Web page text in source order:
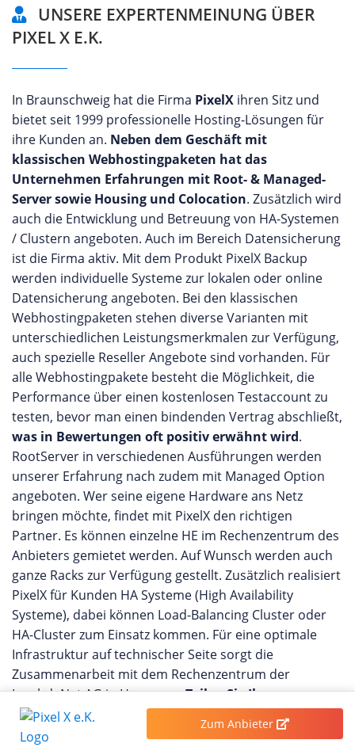
UNSERE EXPERTENMEINUNG ÜBER
PIXEL X E.K.
In Braunschweig hat die Firma PixelX ihren Sitz und
bietet seit 1999 professionelle Hosting-Lösungen für
ihre Kunden an. Neben dem Geschäft mit
klassischen Webhostingpaketen hat das
Unternehmen Erfahrungen mit Root- & Managed-
Server sowie Housing und Colocation. Zusätzlich wird
auch die Entwicklung und Betreuung von HA-Systemen
/ Clustern angeboten. Auch im Bereich Datensicherung
ist die Firma aktiv. Mit dem Produkt PixelX Backup
werden individuelle Systeme zur lokalen oder online
Datensicherung angeboten. Bei den klassischen
Webhostingpaketen stehen diverse Varianten mit
unterschiedlichen Leistungsmerkmalen zur Verfügung,
auch spezielle Reseller Angebote sind vorhanden. Für
alle Webhostingpakete besteht die Möglichkeit, die
Performance über einen kostenlosen Testaccount zu
testen, bevor man einen bindenden Vertrag abschließt,
was in Bewertungen oft positiv erwähnt wird.
RootServer in verschiedenen Ausführungen werden
unserer Erfahrung nach zudem mit Managed Option
angeboten. Wer seine eigene Hardware ans Netz
bringen möchte, findet mit PixelX den richtigen
Partner. Es können einzelne HE im Rechenzentrum des
Anbieters gemietet werden. Auf Wunsch werden auch
ganze Racks zur Verfügung gestellt. Zusätzlich realisiert
PixelX für Kunden HA Systeme (High Availability
Systeme), dabei können Load-Balancing Cluster oder
HA-Cluster zum Einsatz kommen. Für eine optimale
Infrastruktur auf technischer Seite sorgt die
Zusammenarbeit mit dem Rechenzentrum der
LambdaNet AG in Hannover.Teilen Sie Ihre
Erfahrungen mit PixelX und bewerten Sie den
Anbieter hier
Zum Anbieter